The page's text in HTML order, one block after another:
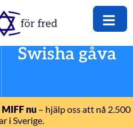
Swisha gåva
nu– hjälp oss att nå 2.500
i Sverige.